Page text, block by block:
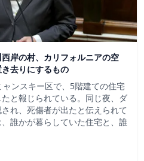
岸の村、カリフォルニアの空
去りにするもの
ンスキー区で、5階建ての住宅
と報じられている。同じ夜、ダ
れ、死傷者が出たと伝えられて
誰かが暮らしていた住宅と、誰